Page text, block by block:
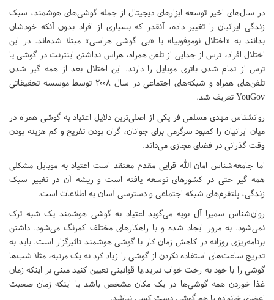
در سال‌های اخیر توسعه ابزارهای دیجیتال از جمله گوشی‌های هوشمند، سبک
زندگی ایرانیان را تغییر داده، آنقدر که بسیاری از افراد بدون آنکه خودشان
بدانند به «اختلال نوموفوبیا» یا «بی گوشی هراسی» مبتلا شده‌اند. در این
اختلال افراد، ترس از جدایی از تلفن همراه، هراس نداشتن اینترنت در گوشی یا
ترس از تمام شدن باتری موبایل را دارند. این اختلال بعد از همه گیر شدن
تلفن‌های همراه و شبکه‌های اجتماعی در سال 2008 توسط موسسه تحقیقاتی
YouGov تعریف شد.
روانشناس مهدی مسلمی فر یکی از اصلی‌ترین دلایل اعتیاد به گوشی همراه در
میان ایرانیان را کمبود سرگرمی برای جوانان، گران بودن تفریح و کم هزینه بودن
وقت گذرانی در فضای مجازی می‌داند.
اما جامعه‌شناس امان الله قرایی مقدم معتقد است اعتیاد به موبایل مشکلی
همه گیر حتی در کشورهای توسعه یافته است و ریشه آن در تغییر سبک
زندگی، پلتفرم‌های شبکه اجتماعی و دسترسی آسان به اطلاعات است.
روان‌شناس سمیرا آل بویه می‌گوید اعتیاد به گوشی هوشمند یک شبه ترک
نمی‌شود. به مرور ایجاد شده و با راهکارهای مختلف کمرنگ می‌شود. داشتن
برنامه‌ریزی روزانه در کاهش زمان کار با گوشی هوشمند تاثیرگزار است. باید به
تدریج ساعت‌های استفاده نکردن از گوشی را زیاد کرد نه یک مرتبه، مثلا شب‌ها
گوشی را با خود به رخت خواب نبرید.یا قوانینی تعیین کنید مبنی بر اینکه زمان
غذا خوردن همه گوشی‌ها در یک مکان مشخص باشد یا اینکه زمان صحبت